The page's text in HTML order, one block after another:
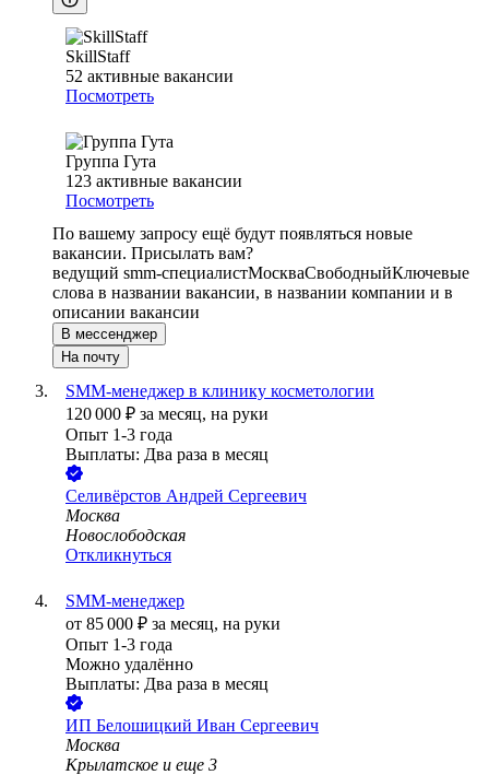
SkillStaff
52 активные вакансии
Посмотреть
Группа Гута
123 активные вакансии
Посмотреть
По вашему запросу ещё будут появляться новые
вакансии. Присылать вам?
ведущий smm-специалистМоскваСвободныйКлючевые
слова в названии вакансии, в названии компании и в
описании вакансии
В мессенджер
На почту
SMM-менеджер в клинику косметологии
120 000 ₽ за месяц, на руки
Опыт 1-3 года
Выплаты: Два раза в месяц
Селивёрстов Андрей Сергеевич
Москва
Новослободская
Откликнуться
SMM-менеджер
от 85 000 ₽ за месяц, на руки
Опыт 1-3 года
Можно удалённо
Выплаты: Два раза в месяц
ИП Белошицкий Иван Сергеевич
Москва
Крылатское и еще 3